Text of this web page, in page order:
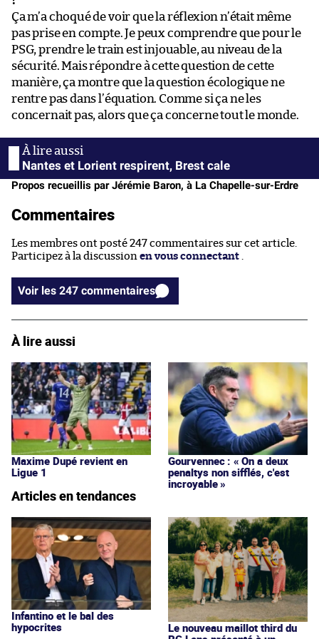
Ça m’a choqué de voir que la réflexion n’était même
pas prise en compte. Je peux comprendre que pour le
PSG, prendre le train est injouable, au niveau de la
sécurité. Mais répondre à cette question de cette
manière, ça montre que la question écologique ne
rentre pas dans l’équation. Comme si ça ne les
concernait pas, alors que ça concerne tout le monde.
Nantes et Lorient respirent, Brest cale
Propos recueillis par Jérémie Baron, à La Chapelle-sur-Erdre
Commentaires
Les membres ont posté 247 commentaires sur cet article.
Participez à la discussion en vous connectant
Voir les 247 commentaires
À lire aussi
Maxime Dupé revient en
Ligue 1
Gourvennec : « On a deux
penaltys non sifflés, c'est
incroyable »
Articles en tendances
Infantino et le bal des
hypocrites
Le nouveau maillot third du